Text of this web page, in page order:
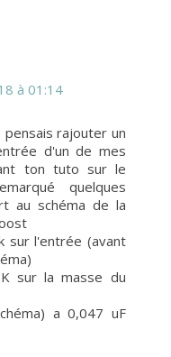
à 01:14
rajouter un
d'un de mes
ton tuto sur le
quelques
au schéma de la
sur l'entrée (avant
sur la masse du
a 0,047 uF